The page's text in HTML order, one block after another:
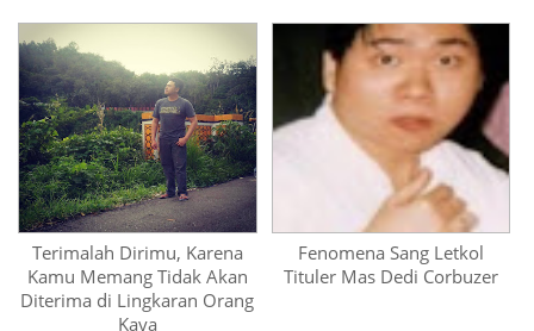
Terimalah Dirimu, Karena
Kamu Memang Tidak Akan
Diterima di Lingkaran Orang
Kaya
Fenomena Sang Letkol
Tituler Mas Dedi Corbuzer